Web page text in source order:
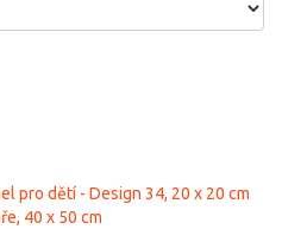
pro dětí - Design 34, 20 x 20 cm
40 х 50 cm